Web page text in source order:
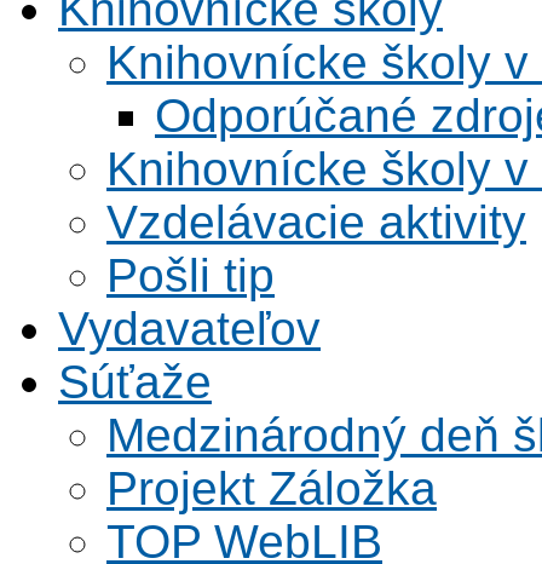
Knihovnícke školy v
Odporúčané
Knihovnícke školy v
Vzdelávacie aktivity
Pošli tip
Vydavateľov
Súťaže
Medzinárodný deň
Projekt Záložka
TOP WebLIB